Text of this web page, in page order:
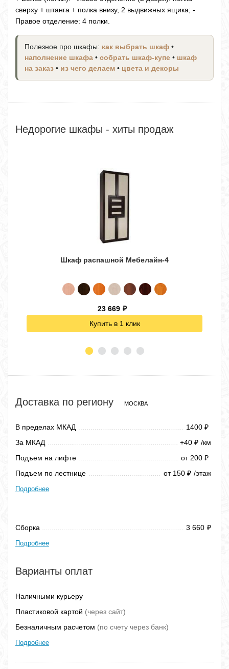
сверху + штанга + полка внизу, 2 выдвижных ящика; -
Правое отделение: 4 полки.
Полезное про шкафы: как выбрать шкаф •
наполнение шкафа • собрать шкаф-купе • шкаф
на заказ • из чего делаем • цвета и декоры
Недорогие шкафы - хиты продаж
Шкаф распашной Мебелайн-4
23 669 ₽
Купить в 1 клик
Доставка по региону МОСКВА
В пределах МКАД 1400 ₽
За МКАД +40 ₽ /км
Подъем на лифте
от 200 ₽
Подъем по лестнице от 150 ₽ /этаж
Подробнее
Сборка 3 660 ₽
Подробнее
Варианты оплат
Наличными курьеру
Пластиковой картой (через сайт)
Безналичным расчетом (по счету через банк)
Подробнее